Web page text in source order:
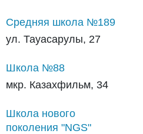
Средняя школа №189
ул. Тауасарулы, 27
Школа №88
мкр. Казахфильм, 34
Школа нового
поколения "NGS"